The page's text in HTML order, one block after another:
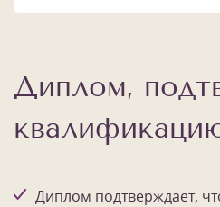
Диплом,
Диплом подтверждает,